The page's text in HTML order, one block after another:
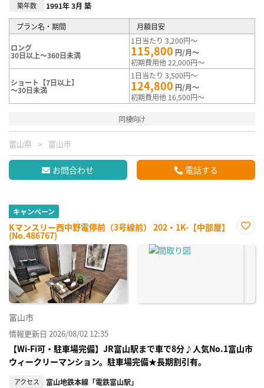
築年数 1991年 3月 築
プラン名・期間 月額目安
ロング
30日以上～360日未満
1日当たり 3,200円～
115,800 円/月～
初期費用他 22,000円～
ショート【7日以上】
～30日未満
1日当たり 3,500円～
124,800 円/月～
初期費用他 16,500円～
同棲向け
富山県 富山市
お問合わせ 電話する
キャンペーン
Kマンスリー西中野電停前（3号線前） 202・1K-【中部屋】
(No.486767)
に入
富山市
情報更新日 2026/08/02 12:35
【Wi-Fi可・駐車場完備】JR富山駅まで車で8分♪人気No.1富山市
ウィークリーマンション。駐車場完備★長期割引有。
アクセス 富山地鉄本線「電鉄富山駅」